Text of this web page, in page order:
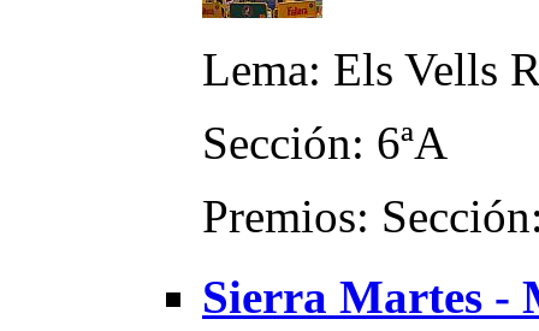
Lema: Els Vells
Sección: 6ªA
Premios:
Sierra Martes -